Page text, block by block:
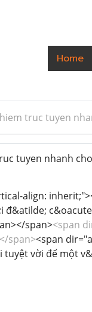
Home
truc tuyen
tuyen nhanh
align:
đ&atilde;
span><span
span><span
vời để một